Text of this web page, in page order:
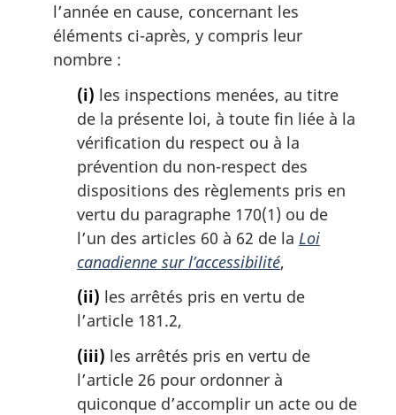
l’année en cause, concernant les
éléments ci-après, y compris leur
nombre :
(i) les inspections menées, au titre
de la présente loi, à toute fin liée à la
vérification du respect ou à la
prévention du non-respect des
dispositions des règlements pris en
vertu du paragraphe 170(1) ou de
l’un des articles 60 à 62 de la Loi
canadienne sur l’accessibilité,
(ii) les arrêtés pris en vertu de
l’article 181.2,
(iii) les arrêtés pris en vertu de
l’article 26 pour ordonner à
quiconque d’accomplir un acte ou de